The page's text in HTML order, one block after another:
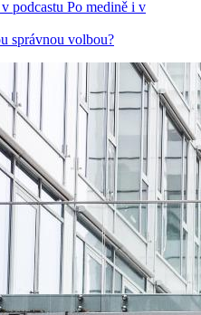
podcastu Po medině i v
správnou volbou?